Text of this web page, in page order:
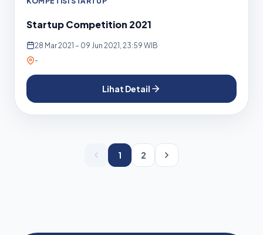
Startup Competition 2021
28 Mar 2021 – 09 Jun 2021, 23:59 WIB
-
Lihat Detail
1 2